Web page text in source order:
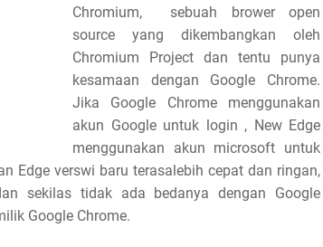
Chromium, sebuah brower open
source yang dikembangkan oleh
Chromium Project dan tentu punya
kesamaan dengan Google Chrome.
Jika Google Chrome menggunakan
akun Google untuk login , New Edge
menggunakan akun microsoft untuk
Edge verswi baru terasalebih cepat dan ringan,
sekilas tidak ada bedanya dengan Google
Google Chrome.